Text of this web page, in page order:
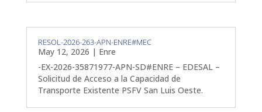
RESOL-2026-263-APN-ENRE#MEC
May 12, 2026 | Enre
-EX-2026-35871977-APN-SD#ENRE – EDESAL –
Solicitud de Acceso a la Capacidad de
Transporte Existente PSFV San Luis Oeste.